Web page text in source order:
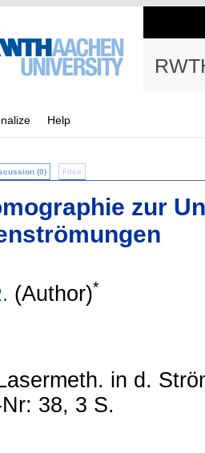
Help
(0) Files
zur
(Author)*
in d.
38, 3 S.